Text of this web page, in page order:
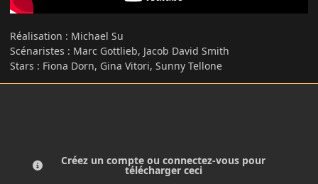
Réalisation : Michael Su
Scénaristes : Marc Gottlieb, Jacob David Smith
Stars : Fiona Dorn, Gina Vitori, Sunny Tellone
Créez un compte ou connectez-vous pour
télécharger ceci